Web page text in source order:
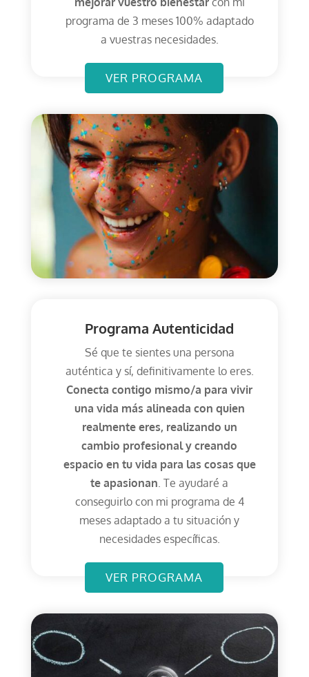
programa de 3 meses 100% adaptado
a vuestras necesidades.
VER PROGRAMA
Programa Autenticidad
Sé que te sientes una persona
auténtica y sí, definitivamente lo eres.
Conecta contigo mismo/a para vivir
una vida más alineada con quien
realmente eres, realizando un
cambio profesional y creando
espacio en tu vida para las cosas que
te apasionan. Te ayudaré a
conseguirlo con mi programa de 4
meses adaptado a tu situación y
necesidades específicas.
VER PROGRAMA